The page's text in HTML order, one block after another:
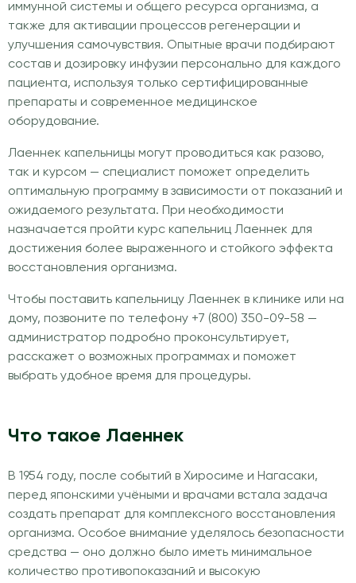
иммунной системы и общего ресурса организма, а
также для активации процессов регенерации и
улучшения самочувствия. Опытные врачи подбирают
состав и дозировку инфузии персонально для каждого
пациента, используя только сертифицированные
препараты и современное медицинское
оборудование.
Лаеннек капельницы могут проводиться как разово,
так и курсом — специалист поможет определить
оптимальную программу в зависимости от показаний и
ожидаемого результата. При необходимости
назначается пройти курс капельниц Лаеннек для
достижения более выраженного и стойкого эффекта
восстановления организма.
Чтобы поставить капельницу Лаеннек в клинике или на
дому, позвоните по телефону +7 (800) 350-09-58 —
администратор подробно проконсультирует,
расскажет о возможных программах и поможет
выбрать удобное время для процедуры.
Что такое Лаеннек
В 1954 году, после событий в Хиросиме и Нагасаки,
перед японскими учёными и врачами встала задача
создать препарат для комплексного восстановления
организма. Особое внимание уделялось безопасности
средства — оно должно было иметь минимальное
количество противопоказаний и высокую